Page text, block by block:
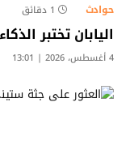
حوادث 1 دقائق
اليابان تختبر
4 أغسطس، 2026 | 13:01